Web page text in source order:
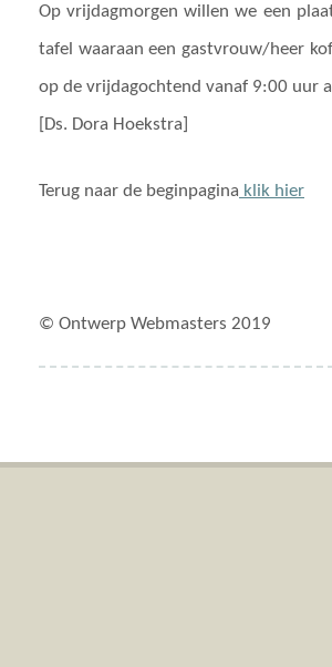
Op vrijdagmorgen willen we een
tafel waaraan een gastvrouw/heer
op de vrijdagochtend vanaf 9:00 uur
[Ds. Dora Hoekstra]
Terug naar de beginpagina klik hier
© Ontwerp Webmasters 2019